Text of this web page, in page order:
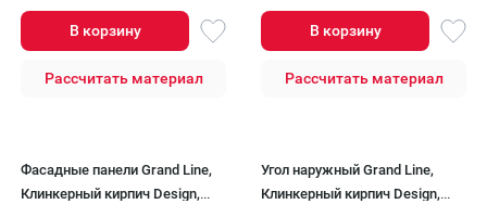
В корзину
Рассчитать материал
В корзину
Рассчитать материал
Фасадные панели Grand Line,
Клинкерный кирпич Design,
Угол наружный Grand Line,
Клинкерный кирпич Design,